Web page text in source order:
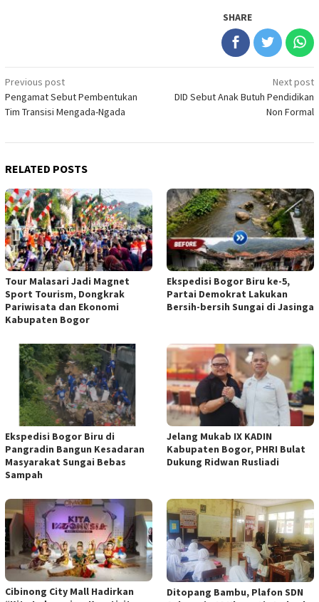
SHARE
Post
navigation
Previous post
Pengamat Sebut Pembentukan
Tim Transisi Mengada-Ngada
Next post
DID Sebut Anak Butuh Pendidikan
Non Formal
RELATED POSTS
Tour Malasari Jadi Magnet
Sport Tourism, Dongkrak
Pariwisata dan Ekonomi
Kabupaten Bogor
Ekspedisi Bogor Biru ke-5,
Partai Demokrat Lakukan
Bersih-bersih Sungai di Jasinga
Ekspedisi Bogor Biru di
Pangradin Bangun Kesadaran
Masyarakat Sungai Bebas
Sampah
Jelang Mukab IX KADIN
Kabupaten Bogor, PHRI Bulat
Dukung Ridwan Rusliadi
Cibinong City Mall Hadirkan
Ditopang Bambu, Plafon SDN